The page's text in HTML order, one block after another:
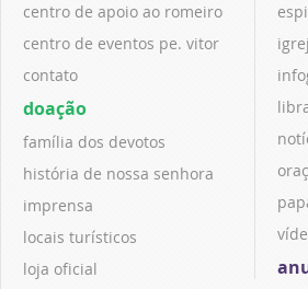
centro de apoio ao romeiro
centro de eventos pe. vitor
contato
doação
família dos devotos
história de nossa senhora
imprensa
locais turísticos
loja oficial